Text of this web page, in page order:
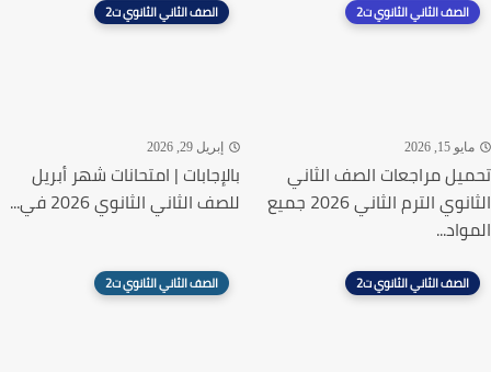
الصف الثاني الثانوي ت2
15, 2026
مراجعات الصف الثاني
الثانوي الترم الثاني 2026 جميع
الصف الثاني الثانوي ت2
إبريل 29, 2026
بالإجابات | امتحانات شهر أبريل
للصف الثاني الثانوي 2026 في...
الصف الثاني الثانوي ت2 الصف الثاني الثانوي ت2